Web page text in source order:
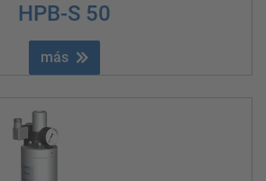
HPB-S 50
más